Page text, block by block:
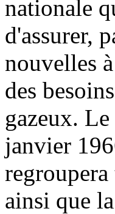
nationale
d'assurer,
nouvelles
des
gazeux.
janvier
ainsi que